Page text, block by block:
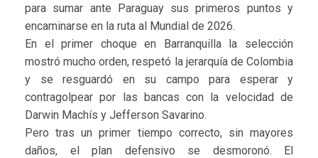
para sumar ante Paraguay sus primeros puntos y
encaminarse en la ruta al Mundial de 2026.
En el primer choque en Barranquilla la selección
mostró mucho orden, respetó la jerarquía de Colombia
y se resguardó en su campo para esperar y
contragolpear por las bancas con la velocidad de
Darwin Machís y Jefferson Savarino.
Pero tras un primer tiempo correcto, sin mayores
daños, el plan defensivo se desmoronó. El